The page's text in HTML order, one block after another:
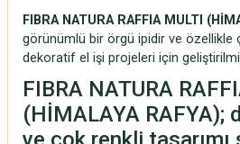
FIBRA NATURA RAFFIA MULTI
görünümlü bir örgü ipidir ve özellikle
dekoratif el işi projeleri için
FIBRA NATURA
(HİMALAYA RAFYA);